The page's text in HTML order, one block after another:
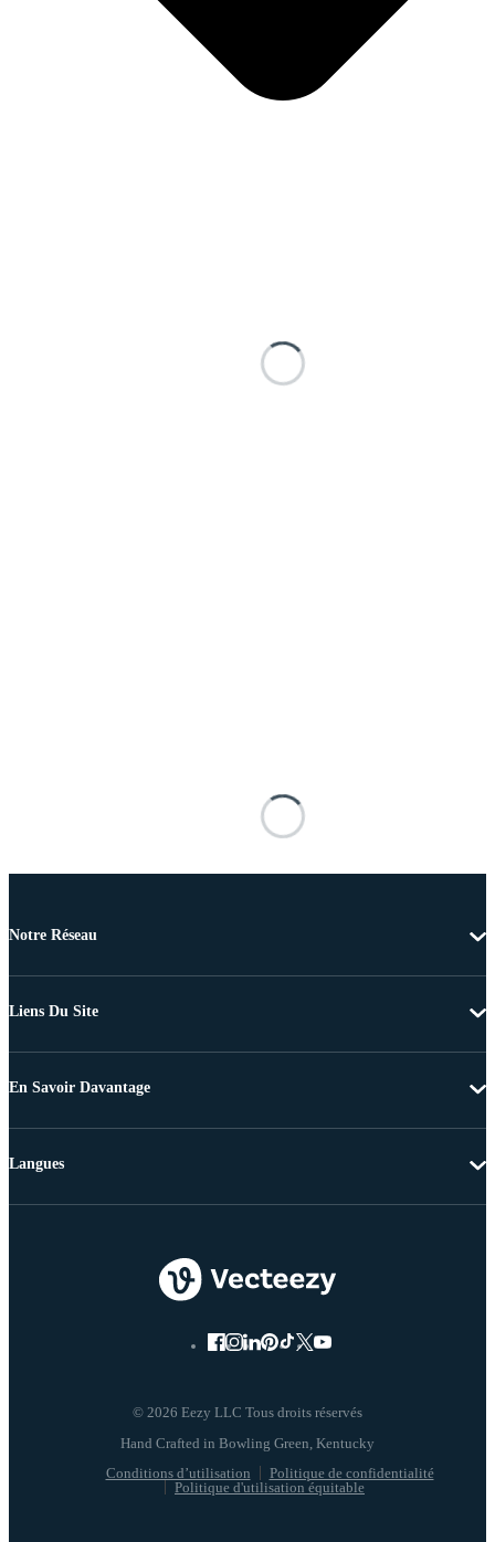
Notre Réseau
Liens Du Site
En Savoir Davantage
© 2026 Eezy LLC Tous droits réservés
Conditions d’utilisation
Politique de confidentialité
Politique d'utilisation équitable
Langues